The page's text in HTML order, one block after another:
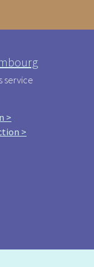
service
>
>